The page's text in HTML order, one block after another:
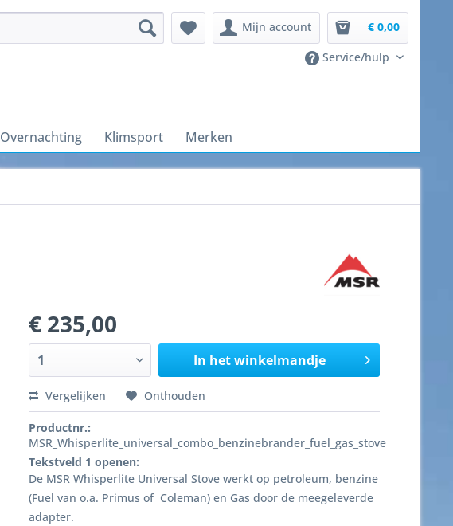
Mijn account
€ 0,00
Service/hulp
Overnachting Klimsport Merken
€ 235,00
In het winkelmandje
Vergelijken Onthouden
Productnr.:
MSR_Whisperlite_universal_combo_benzinebrander_fuel_gas_stove
Tekstveld 1 openen:
De MSR Whisperlite Universal Stove werkt op petroleum, benzine
(Fuel van o.a. Primus of Coleman) en Gas door de meegeleverde
adapter.